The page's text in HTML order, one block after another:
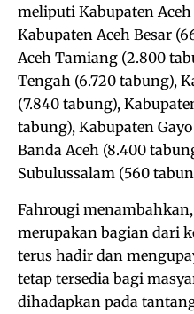
meliputi Kabupaten
Kabupaten Aceh Besar
Aceh Tamiang (2.800
Tengah (6.720 tabung),
(7.840 tabung),
tabung), Kabupaten
Banda Aceh (8.400
Subulussalam (560
Fahrougi
merupakan bagian dari
terus hadir dan
tetap tersedia bagi
dihadapkan pada